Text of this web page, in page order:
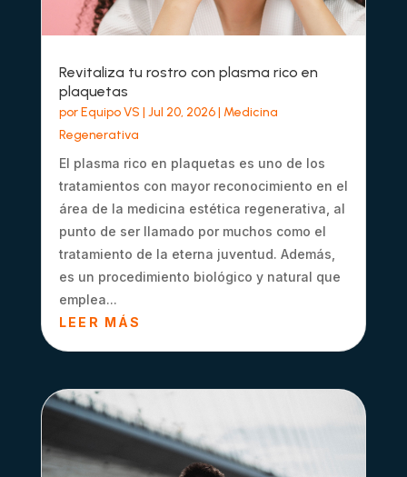
Revitaliza tu rostro con plasma rico en
plaquetas
porEquipo VS | Jul 20, 2026| Medicina
Regenerativa
El plasma rico en plaquetas es uno de los
tratamientos con mayor reconocimiento en el
área de la medicina estética regenerativa, al
punto de ser llamado por muchos como el
tratamiento de la eterna juventud. Además,
es un procedimiento biológico y natural que
emplea...
LEER MÁS